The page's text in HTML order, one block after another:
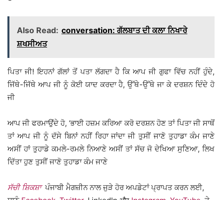
Also Read: conversation: ਗੱਲਬਾਤ ਦੀ ਕਲਾ ਨਿਖਾਰੇ
ਸ਼ਖਸੀਅਤ
ਪਿਤਾ ਜੀ! ਇਹਨਾਂ ਗੱਲਾਂ ਤੋਂ ਪਤਾ ਲੱਗਦਾ ਹੈ ਕਿ ਆਪ ਜੀ ਗੁਫਾ ਵਿੱਚ ਨਹੀਂ ਹੁੰਦੇ,
ਜਿੱਥੇ-ਜਿੱਥੇ ਆਪ ਜੀ ਨੂੰ ਕੋਈ ਯਾਦ ਕਰਦਾ ਹੈ, ਉੱਥੇ-ਉੱਥੇ ਜਾ ਕੇ ਦਰਸ਼ਨ ਦਿੰਦੇ ਹੋ
ਜੀ
ਆਪ ਜੀ ਫਰਮਾਉਂਦੇ ਹੋ, ‘ਭਾਈ ਹਜ਼ਮ ਕਰਿਆ ਕਰੋ ਦਰਸ਼ਨ ਹੋਣ ਤਾਂ ਪਿਤਾ ਜੀ ਸਾਥੋਂ
ਤਾਂ ਆਪ ਜੀ ਨੂੰ ਦੱਸੇ ਬਿਨਾਂ ਨਹੀਂ ਰਿਹਾ ਜਾਂਦਾ ਜੀ ਤੁਸੀਂ ਜਾਣੋ ਤੁਹਾਡਾ ਕੰਮ ਜਾਣੇ
ਅਸੀਂ ਹਾਂ ਤੁਹਾਡੇ ਕਮਲੇ-ਰਮਲੇ ਨਿਆਣੇ ਅਸੀਂ ਤਾਂ ਸੱਚ ਜੋ ਦੇਖਿਆ ਸੁਣਿਆ, ਲਿਖ
ਦਿੱਤਾ ਹੁਣ ਤੁਸੀਂ ਜਾਣੋ ਤੁਹਾਡਾ ਕੰਮ ਜਾਣੇ
ਸੱਚੀ ਸ਼ਿਕਸ਼ਾ ਪੰਜਾਬੀ ਮੈਗਜ਼ੀਨ ਨਾਲ ਜੁੜੇ ਹੋਰ ਅਪਡੇਟਾਂ ਪ੍ਰਾਪਤ ਕਰਨ ਲਈ,